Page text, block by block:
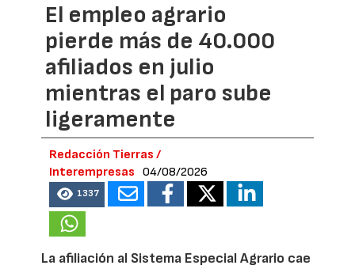
El empleo agrario
pierde más de 40.000
afiliados en julio
mientras el paro sube
ligeramente
Redacción Tierras /
Interempresas
04/08/2026
1337
La afiliación al Sistema Especial Agrario cae